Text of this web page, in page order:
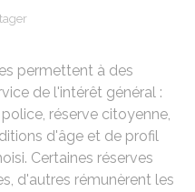
permettent à des
de l'intérêt général :
réserve citoyenne,
d'âge et de profil
Certaines réserves
d'autres rémunèrent les